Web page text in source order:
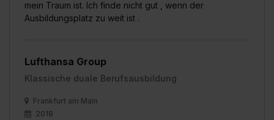
Wirkung für die Zukunft ganz oder teilweise über unsere
Datenschutzerklärung unter dem Punkt „Datenschutz-
zeigen“. Weitere Informationen:
Impressum.
mein Traum ist. Ich finde nicht gut , wenn der
Ausbildungsplatz zu weit ist .
Lufthansa Group
Klassische duale Berufsausbildung
Frankfurt am Main
2018